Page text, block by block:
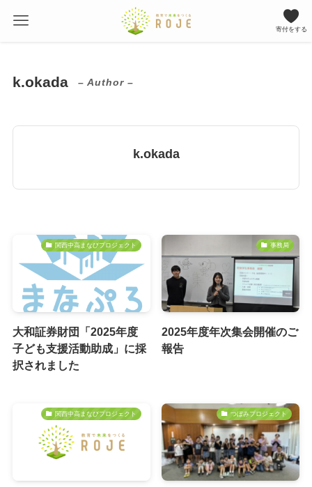
寄付をする
k.okada – Author –
k.okada
関西中高まなびプロジェクト
大和証券財団「2025年度
子ども支援活動助成」に採
択されました
事務局
2025年度年次集会開催のご
報告
関西中高まなびプロジェクト つぼみプロジェクト